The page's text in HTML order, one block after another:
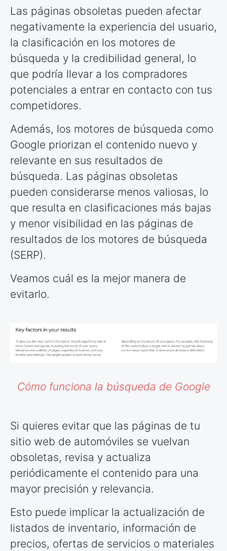
Las páginas obsoletas pueden afectar
negativamente la experiencia del usuario,
la clasificación en los motores de
búsqueda y la credibilidad general, lo
que podría llevar a los compradores
potenciales a entrar en contacto con tus
competidores.
Además, los motores de búsqueda como
Google priorizan el contenido nuevo y
relevante en sus resultados de
búsqueda. Las páginas obsoletas
pueden considerarse menos valiosas, lo
que resulta en clasificaciones más bajas
y menor visibilidad en las páginas de
resultados de los motores de búsqueda
(SERP).
Veamos cuál es la mejor manera de
evitarlo.
Cómo funciona la búsqueda de Google
Si quieres evitar que las páginas de tu
sitio web de automóviles se vuelvan
obsoletas, revisa y actualiza
periódicamente el contenido para una
mayor precisión y relevancia.
Esto puede implicar la actualización de
listados de inventario, información de
precios, ofertas de servicios o materiales